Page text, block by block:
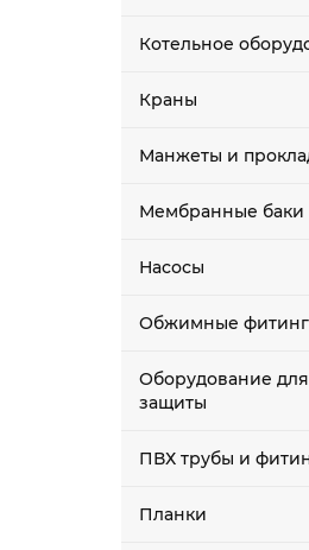
Котельное
Краны
Манжеты и
Мембранные баки
Насосы
Обжимные
Оборудование
защиты
ПВХ трубы и
Планки